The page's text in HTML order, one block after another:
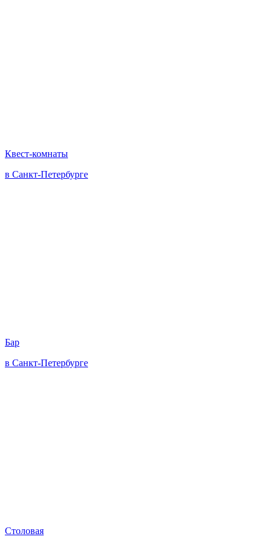
Квест-комнаты
в Санкт-Петербурге
Бар
в Санкт-Петербурге
Столовая